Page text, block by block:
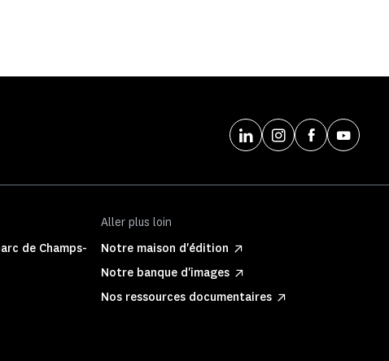
de Champs-
Aller plus loin
Notre maison d'édition
Notre banque d'images
Nos ressources documentaires